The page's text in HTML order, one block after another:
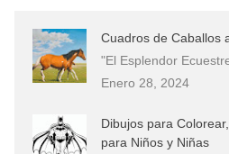
Que significan los cuadros
El mundo del arte en
Cuadros de Caballos
"El Esplendor
Enero 28, 2024
Dibujos para
para Niños y Niñas